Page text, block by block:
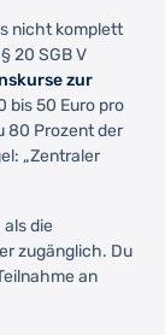
nicht komplett
20 SGB V
zur
bis 50 Euro pro
80 Prozent der
„Zentraler
die
zugänglich. Du
an